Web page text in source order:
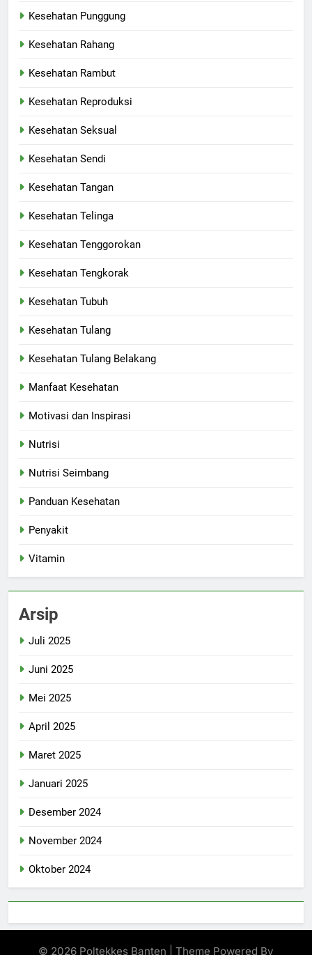
Kesehatan Punggung
Kesehatan Rahang
Kesehatan Rambut
Kesehatan Reproduksi
Kesehatan Seksual
Kesehatan Sendi
Kesehatan Tangan
Kesehatan Telinga
Kesehatan Tenggorokan
Kesehatan Tengkorak
Kesehatan Tubuh
Kesehatan Tulang
Kesehatan Tulang Belakang
Manfaat Kesehatan
Motivasi dan Inspirasi
Nutrisi
Nutrisi Seimbang
Panduan Kesehatan
Penyakit
Vitamin
Arsip
Juli 2025
Juni 2025
Mei 2025
April 2025
Maret 2025
Januari 2025
Desember 2024
November 2024
Oktober 2024
© 2026 Poltekkes Banten | Theme Powered By